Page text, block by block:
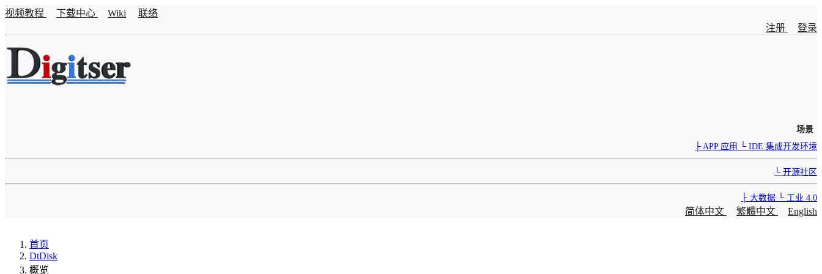
视频教程 下载中心 Wiki
联络
注册
登录
场景
├ APP 应用 └ IDE 集成开发环境
└ 开源社区
├ 大数据 └ 工业 4.0
简体中文 繁體中文 English
首页
DtDisk
概览